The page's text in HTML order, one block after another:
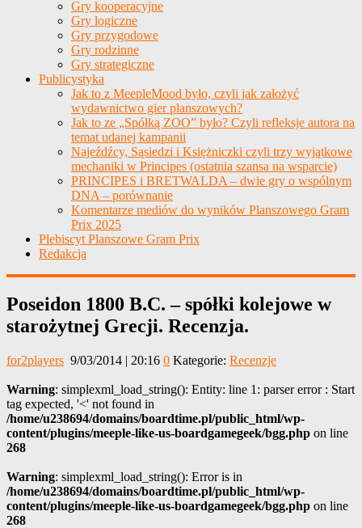
Gry kooperacyjne
Gry logiczne
Gry przygodowe
Gry rodzinne
Gry strategiczne
Publicystyka
Jak to z MeepleMood było, czyli jak założyć
wydawnictwo gier planszowych?
Jak to ze „Spółką ZOO” było? Czyli refleksje autora na
temat udanej kampanii
Najeźdźcy, Sąsiedzi i Księżniczki czyli trzy wyjątkowe
mechaniki w Principes (ostatnia szansa na wsparcie)
PRINCIPES i BRETWALDA – dwie gry o wspólnym
DNA – porównanie
Komentarze mediów do wyników Planszowego Gram
Prix 2025
Plebiscyt Planszowe Gram Prix
Redakcja
Poseidon 1800 B.C. – spółki kolejowe w
starożytnej Grecji. Recenzja.
for2players 9/03/2014 | 20:16 0 Kategorie: Recenzje
Warning: simplexml_load_string(): Entity: line 1: parser error : Start
tag expected, '<' not found in
/home/u238694/domains/boardtime.pl/public_html/wp-
content/plugins/meeple-like-us-boardgamegeek/bgg.php on line
268
Warning: simplexml_load_string(): Error is in
/home/u238694/domains/boardtime.pl/public_html/wp-
content/plugins/meeple-like-us-boardgamegeek/bgg.php on line
268